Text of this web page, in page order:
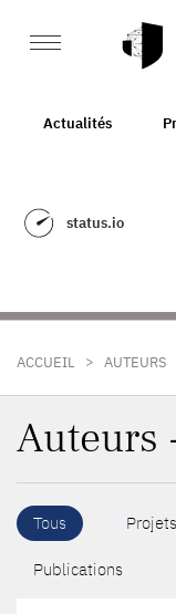
Actualités
status.io
ACCUEIL > AUTEURS
Auteurs
Tous Projets
Publications